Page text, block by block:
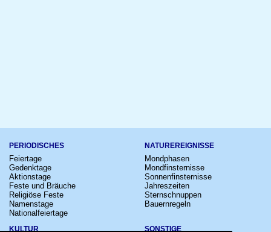
PERIODISCHES
Feiertage
Gedenktage
Aktionstage
Feste und Bräuche
Religiöse Feste
Namenstage
Nationalfeiertage
NATUREREIGNISSE
Mondphasen
Mondfinsternisse
Sonnenfinsternisse
Jahreszeiten
Sternschnuppen
Bauernregeln
KULTUR SONSTIGE